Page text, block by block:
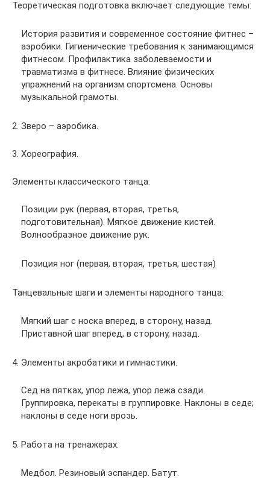
Теоретическая подготовка включает следующие темы:
История развития и современное состояние фитнес –
аэробики. Гигиенические требования к занимающимся
фитнесом. Профилактика заболеваемости и
травматизма в фитнесе. Влияние физических
упражнений на организм спортсмена. Основы
музыкальной грамоты.
2. Зверо – аэробика.
3. Хореография.
Элементы классического танца:
Позиции рук (первая, вторая, третья,
подготовительная). Мягкое движение кистей.
Волнообразное движение рук.
Позиция ног (первая, вторая, третья, шестая)
Танцевальные шаги и элементы народного танца:
Мягкий шаг с носка вперед, в сторону, назад.
Приставной шаг вперед, в сторону, назад.
4. Элементы акробатики и гимнастики.
Сед на пятках, упор лежа, упор лежа сзади.
Группировка, перекаты в группировке. Наклоны в седе;
наклоны в седе ноги врозь.
5. Работа на тренажерах.
Медбол. Резиновый эспандер. Батут.